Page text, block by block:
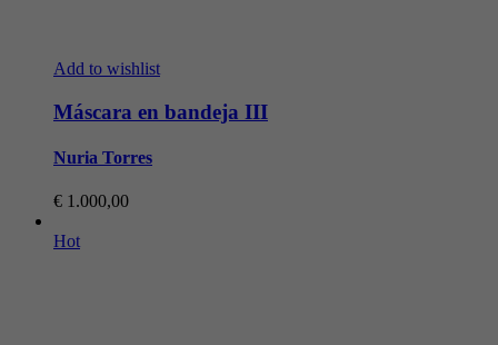
Add to wishlist
Máscara en bandeja III
Nuria Torres
€ 1.000,00
Hot